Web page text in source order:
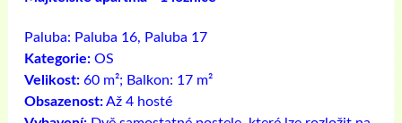
Paluba: Paluba 16, Paluba 17
Kategorie: OS
Velikost: 60 m²; Balkon: 17 m²
Obsazenost:Až 4 hosté